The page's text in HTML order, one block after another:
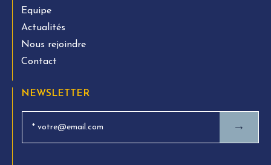
Equipe
Actualités
Nous rejoindre
Contact
NEWSLETTER
→